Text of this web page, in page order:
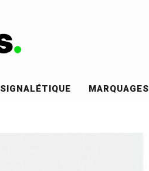
SIGNALÉTIQUE MARQUAGES